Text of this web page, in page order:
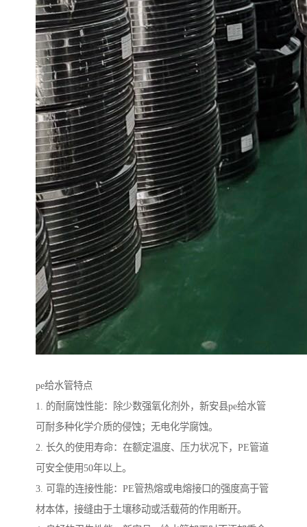
pe给水管特点
1. 的耐腐蚀性能：除少数强氧化剂外，新安县pe给水管
可耐多种化学介质的侵蚀；无电化学腐蚀。
2. 长久的使用寿命：在额定温度、压力状况下，PE管道
可安全使用50年以上。
3. 可靠的连接性能：PE管热熔或电熔接口的强度高于管
材本体，接缝由于土壤移动或活载荷的作用断开。